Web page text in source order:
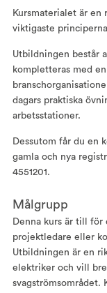
Kursmaterialet är
viktigaste
Utbildningen består
kompletteras med
dagars praktiska
arbetsstationer.
Dessutom får du en
gamla och nya
4551201.
Målgrupp
Denna kurs är till för
projektledare eller
Utbildningen är en
elektriker och vill
svagströmsområdet.